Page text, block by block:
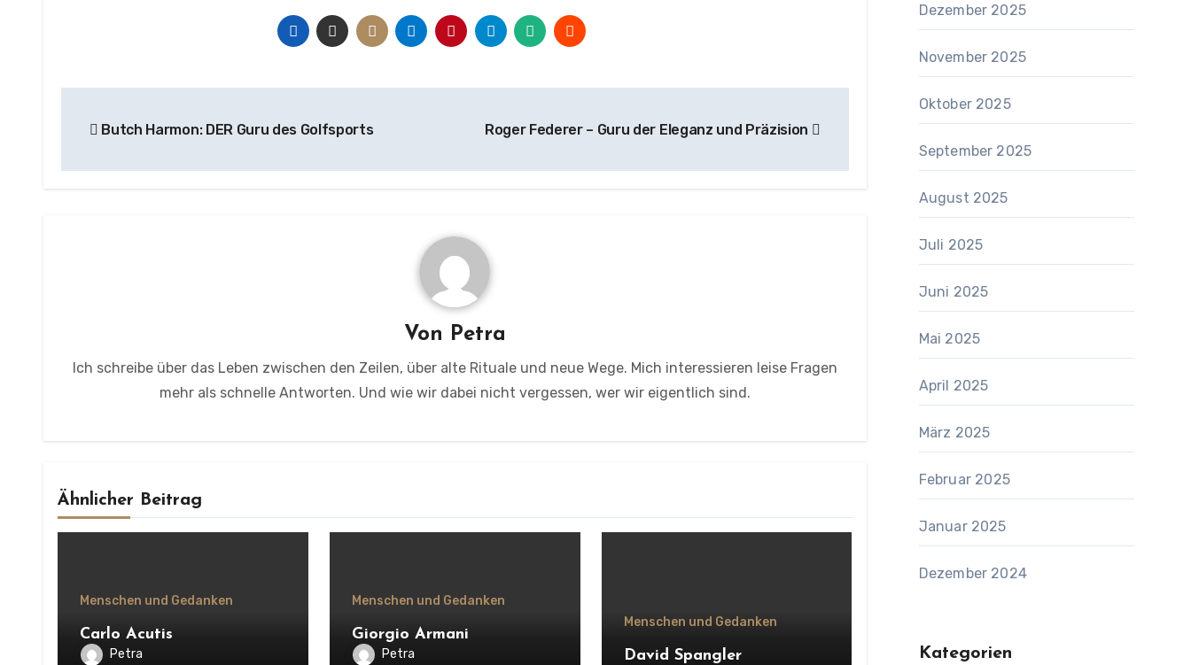
Butch Harmon: DER Guru des Golfsports Roger Federer – Guru der Eleganz und Präzision
Von Petra
Ich schreibe über das Leben zwischen den Zeilen, über alte Rituale und neue Wege. Mich interessieren leise Fragen
mehr als schnelle Antworten. Und wie wir dabei nicht vergessen, wer wir eigentlich sind.
Ähnlicher Beitrag
Menschen und Gedanken
Carlo Acutis
Petra
Menschen und Gedanken
Giorgio Armani
Petra
Menschen und Gedanken
David Spangler
Dezember 2025
November 2025
Oktober 2025
September 2025
August 2025
Juli 2025
Juni 2025
Mai 2025
April 2025
März 2025
Februar 2025
Januar 2025
Dezember 2024
Kategorien